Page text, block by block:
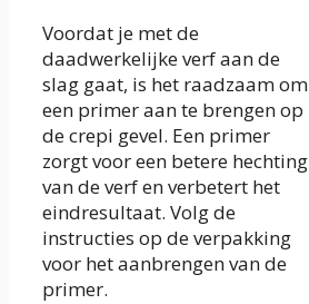
Voordat je met de
daadwerkelijke verf aan de
slag gaat, is het raadzaam om
een primer aan te brengen op
de crepi gevel. Een primer
zorgt voor een betere hechting
van de verf en verbetert het
eindresultaat. Volg de
instructies op de verpakking
voor het aanbrengen van de
primer.